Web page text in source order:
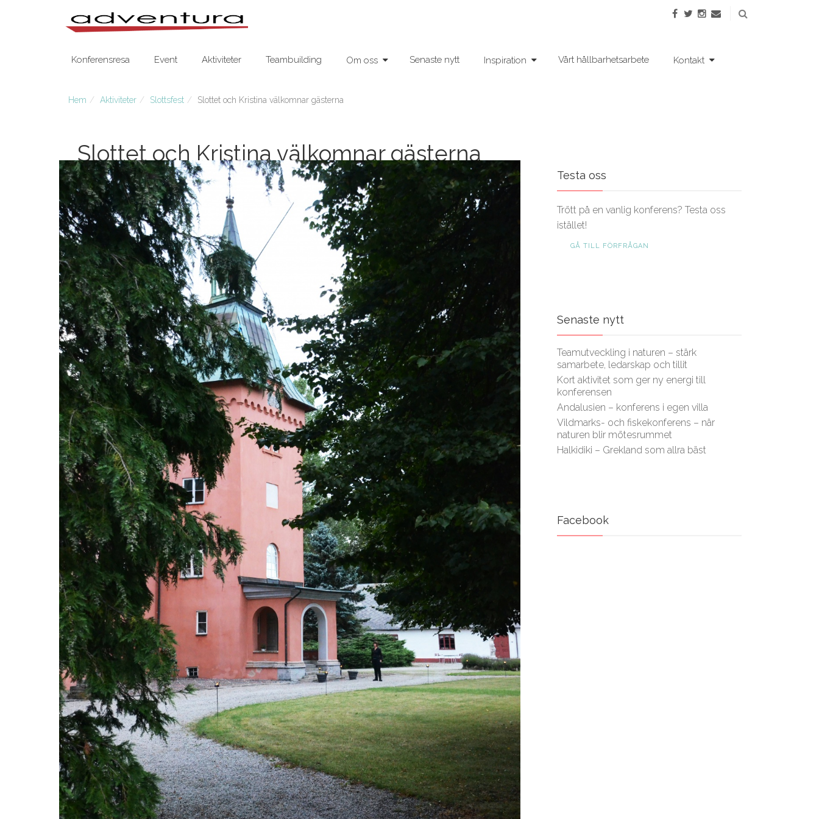
Konferensresa Event Aktiviteter Teambuilding Om oss Senaste nytt Inspiration Vårt hållbarhetsarbete Kontakt
Hem Aktiviteter Slottsfest Slottet och Kristina välkomnar gästerna
Slottet och Kristina välkomnar gästerna
Testa oss
Trött på en vanlig konferens? Testa oss
istället!
GÅ TILL FÖRFRÅGAN
Senaste nytt
Teamutveckling i naturen – stärk
samarbete, ledarskap och tillit
Kort aktivitet som ger ny energi till
konferensen
Andalusien – konferens i egen villa
Vildmarks- och fiskekonferens – när
naturen blir mötesrummet
Halkidiki – Grekland som allra bäst
Facebook